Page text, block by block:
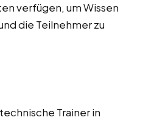
verfügen, um Wissen
die Teilnehmer zu
Trainer in